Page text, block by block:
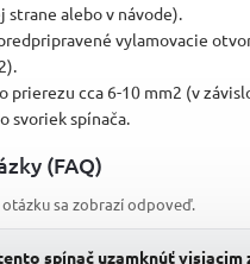
strane alebo v návode).
vylamovacie
prierezu cca 6-10 mm2 (v
svoriek spínača.
(FAQ)
sa zobrazí odpoveď.
spínač uzamknúť visiacim